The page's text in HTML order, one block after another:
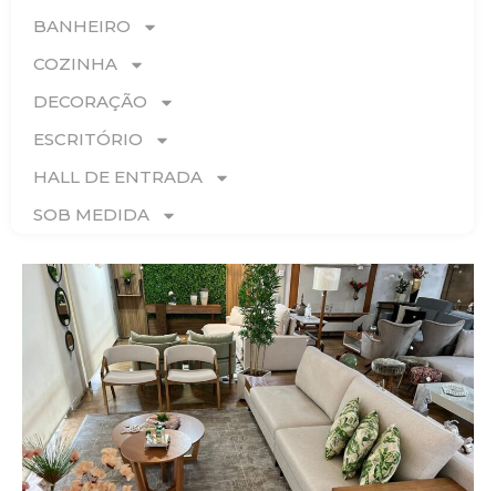
BANHEIRO
COZINHA
DECORAÇÃO
ESCRITÓRIO
HALL DE ENTRADA
SOB MEDIDA